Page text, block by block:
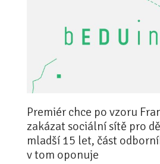
Premiér chce po vzoru
zakázat sociální sítě pro
mladší 15 let, část
v tom oponuje